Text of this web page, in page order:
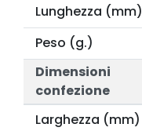
Lunghezza (mm)
Peso (g.)
Dimensioni
confezione
Larghezza (mm)